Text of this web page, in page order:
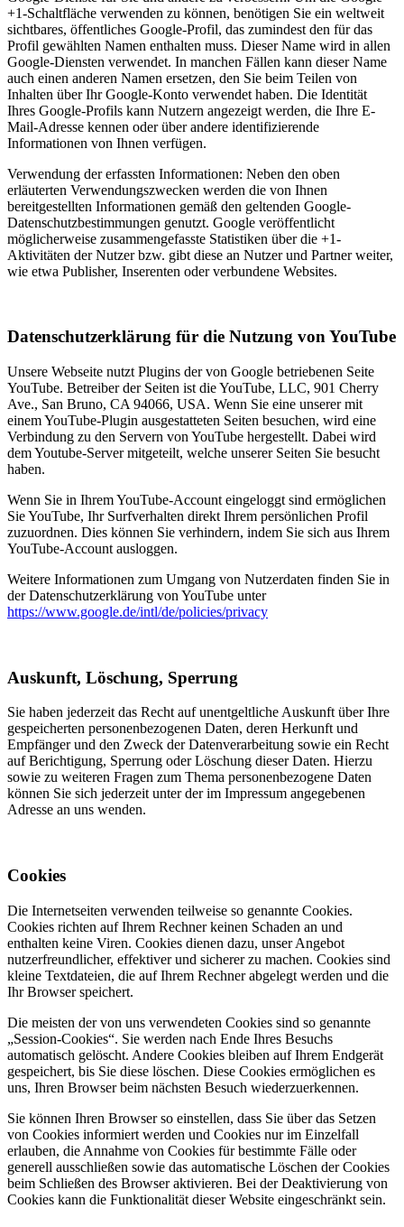
+1-Schaltfläche verwenden zu können, benötigen Sie ein weltweit
sichtbares, öffentliches Google-Profil, das zumindest den für das
Profil gewählten Namen enthalten muss. Dieser Name wird in allen
Google-Diensten verwendet. In manchen Fällen kann dieser Name
auch einen anderen Namen ersetzen, den Sie beim Teilen von
Inhalten über Ihr Google-Konto verwendet haben. Die Identität
Ihres Google-Profils kann Nutzern angezeigt werden, die Ihre E-
Mail-Adresse kennen oder über andere identifizierende
Informationen von Ihnen verfügen.
Verwendung der erfassten Informationen: Neben den oben
erläuterten Verwendungszwecken werden die von Ihnen
bereitgestellten Informationen gemäß den geltenden Google-
Datenschutzbestimmungen genutzt. Google veröffentlicht
möglicherweise zusammengefasste Statistiken über die +1-
Aktivitäten der Nutzer bzw. gibt diese an Nutzer und Partner weiter,
wie etwa Publisher, Inserenten oder verbundene Websites.
Datenschutzerklärung für die Nutzung von YouTube
Unsere Webseite nutzt Plugins der von Google betriebenen Seite
YouTube. Betreiber der Seiten ist die YouTube, LLC, 901 Cherry
Ave., San Bruno, CA 94066, USA. Wenn Sie eine unserer mit
einem YouTube-Plugin ausgestatteten Seiten besuchen, wird eine
Verbindung zu den Servern von YouTube hergestellt. Dabei wird
dem Youtube-Server mitgeteilt, welche unserer Seiten Sie besucht
haben.
Wenn Sie in Ihrem YouTube-Account eingeloggt sind ermöglichen
Sie YouTube, Ihr Surfverhalten direkt Ihrem persönlichen Profil
zuzuordnen. Dies können Sie verhindern, indem Sie sich aus Ihrem
YouTube-Account ausloggen.
Weitere Informationen zum Umgang von Nutzerdaten finden Sie in
der Datenschutzerklärung von YouTube unter
https://www.google.de/intl/de/policies/privacy
Auskunft, Löschung, Sperrung
Sie haben jederzeit das Recht auf unentgeltliche Auskunft über Ihre
gespeicherten personenbezogenen Daten, deren Herkunft und
Empfänger und den Zweck der Datenverarbeitung sowie ein Recht
auf Berichtigung, Sperrung oder Löschung dieser Daten. Hierzu
sowie zu weiteren Fragen zum Thema personenbezogene Daten
können Sie sich jederzeit unter der im Impressum angegebenen
Adresse an uns wenden.
Cookies
Die Internetseiten verwenden teilweise so genannte Cookies.
Cookies richten auf Ihrem Rechner keinen Schaden an und
enthalten keine Viren. Cookies dienen dazu, unser Angebot
nutzerfreundlicher, effektiver und sicherer zu machen. Cookies sind
kleine Textdateien, die auf Ihrem Rechner abgelegt werden und die
Ihr Browser speichert.
Die meisten der von uns verwendeten Cookies sind so genannte
„Session-Cookies“. Sie werden nach Ende Ihres Besuchs
automatisch gelöscht. Andere Cookies bleiben auf Ihrem Endgerät
gespeichert, bis Sie diese löschen. Diese Cookies ermöglichen es
uns, Ihren Browser beim nächsten Besuch wiederzuerkennen.
Sie können Ihren Browser so einstellen, dass Sie über das Setzen
von Cookies informiert werden und Cookies nur im Einzelfall
erlauben, die Annahme von Cookies für bestimmte Fälle oder
generell ausschließen sowie das automatische Löschen der Cookies
beim Schließen des Browser aktivieren. Bei der Deaktivierung von
Cookies kann die Funktionalität dieser Website eingeschränkt sein.